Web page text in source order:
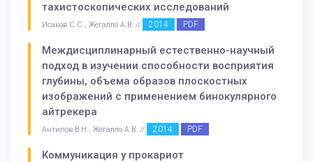
тахистоскопических исследований
Исаков С.С., Жегалло А.В. // 2014 PDF
Междисциплинарный естественно-научный
подход в изучении способности восприятия
глубины, объема образов плоскостных
изображений с применением бинокулярного
айтрекера
Антипов В.Н., Жегалло А.В. // 2014 PDF
Коммуникация у прокариот